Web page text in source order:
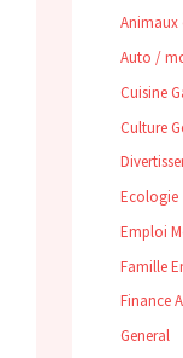
Animaux
Auto /
Cuisine
Culture
Ecologie
Emploi
Famille
Finance
General